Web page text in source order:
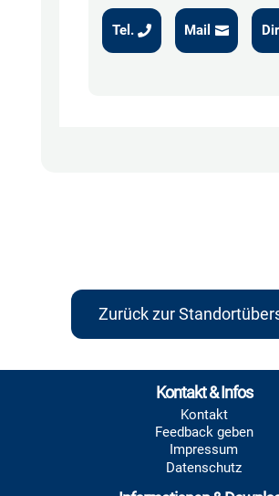
Tel. Mail Dir
Zurück zur
Kontakt & Infos
Kontakt
Feedback geben
Impressum
Datenschutz